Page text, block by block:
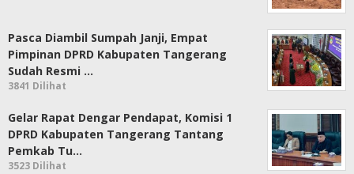
Pasca Diambil Sumpah Janji, Empat
Pimpinan DPRD Kabupaten Tangerang
Sudah Resmi …
3841 Dilihat
Gelar Rapat Dengar Pendapat, Komisi 1
DPRD Kabupaten Tangerang Tantang
Pemkab Tu…
3523 Dilihat